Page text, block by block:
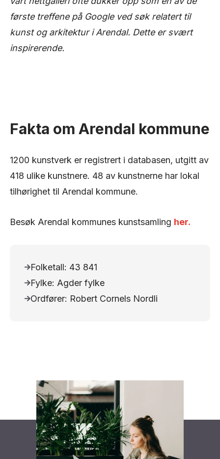
første treffene på Google ved søk relatert til
kunst og arkitektur i Arendal. Dette er svært
inspirerende.
Fakta om Arendal kommune
1200 kunstverk er registrert i databasen, utgitt av
418 ulike kunstnere. 48 av kunstnerne har lokal
tilhørighet til Arendal kommune.
Besøk Arendal kommunes kunstsamling her.
Folketall: 43 841
Fylke: Agder fylke
Ordfører: Robert Cornels Nordli